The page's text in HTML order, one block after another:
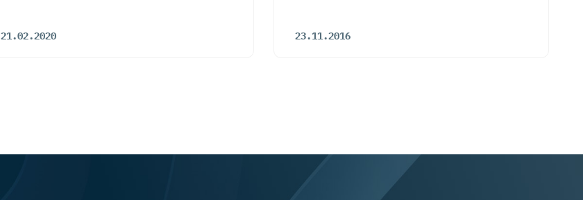
21.02.2020 23.11.2016